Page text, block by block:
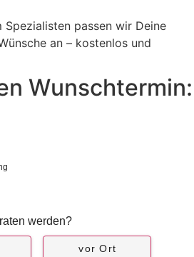
Spezialisten passen wir Deine
an – kostenlos und
Wunschtermin:
werden?
vor Ort